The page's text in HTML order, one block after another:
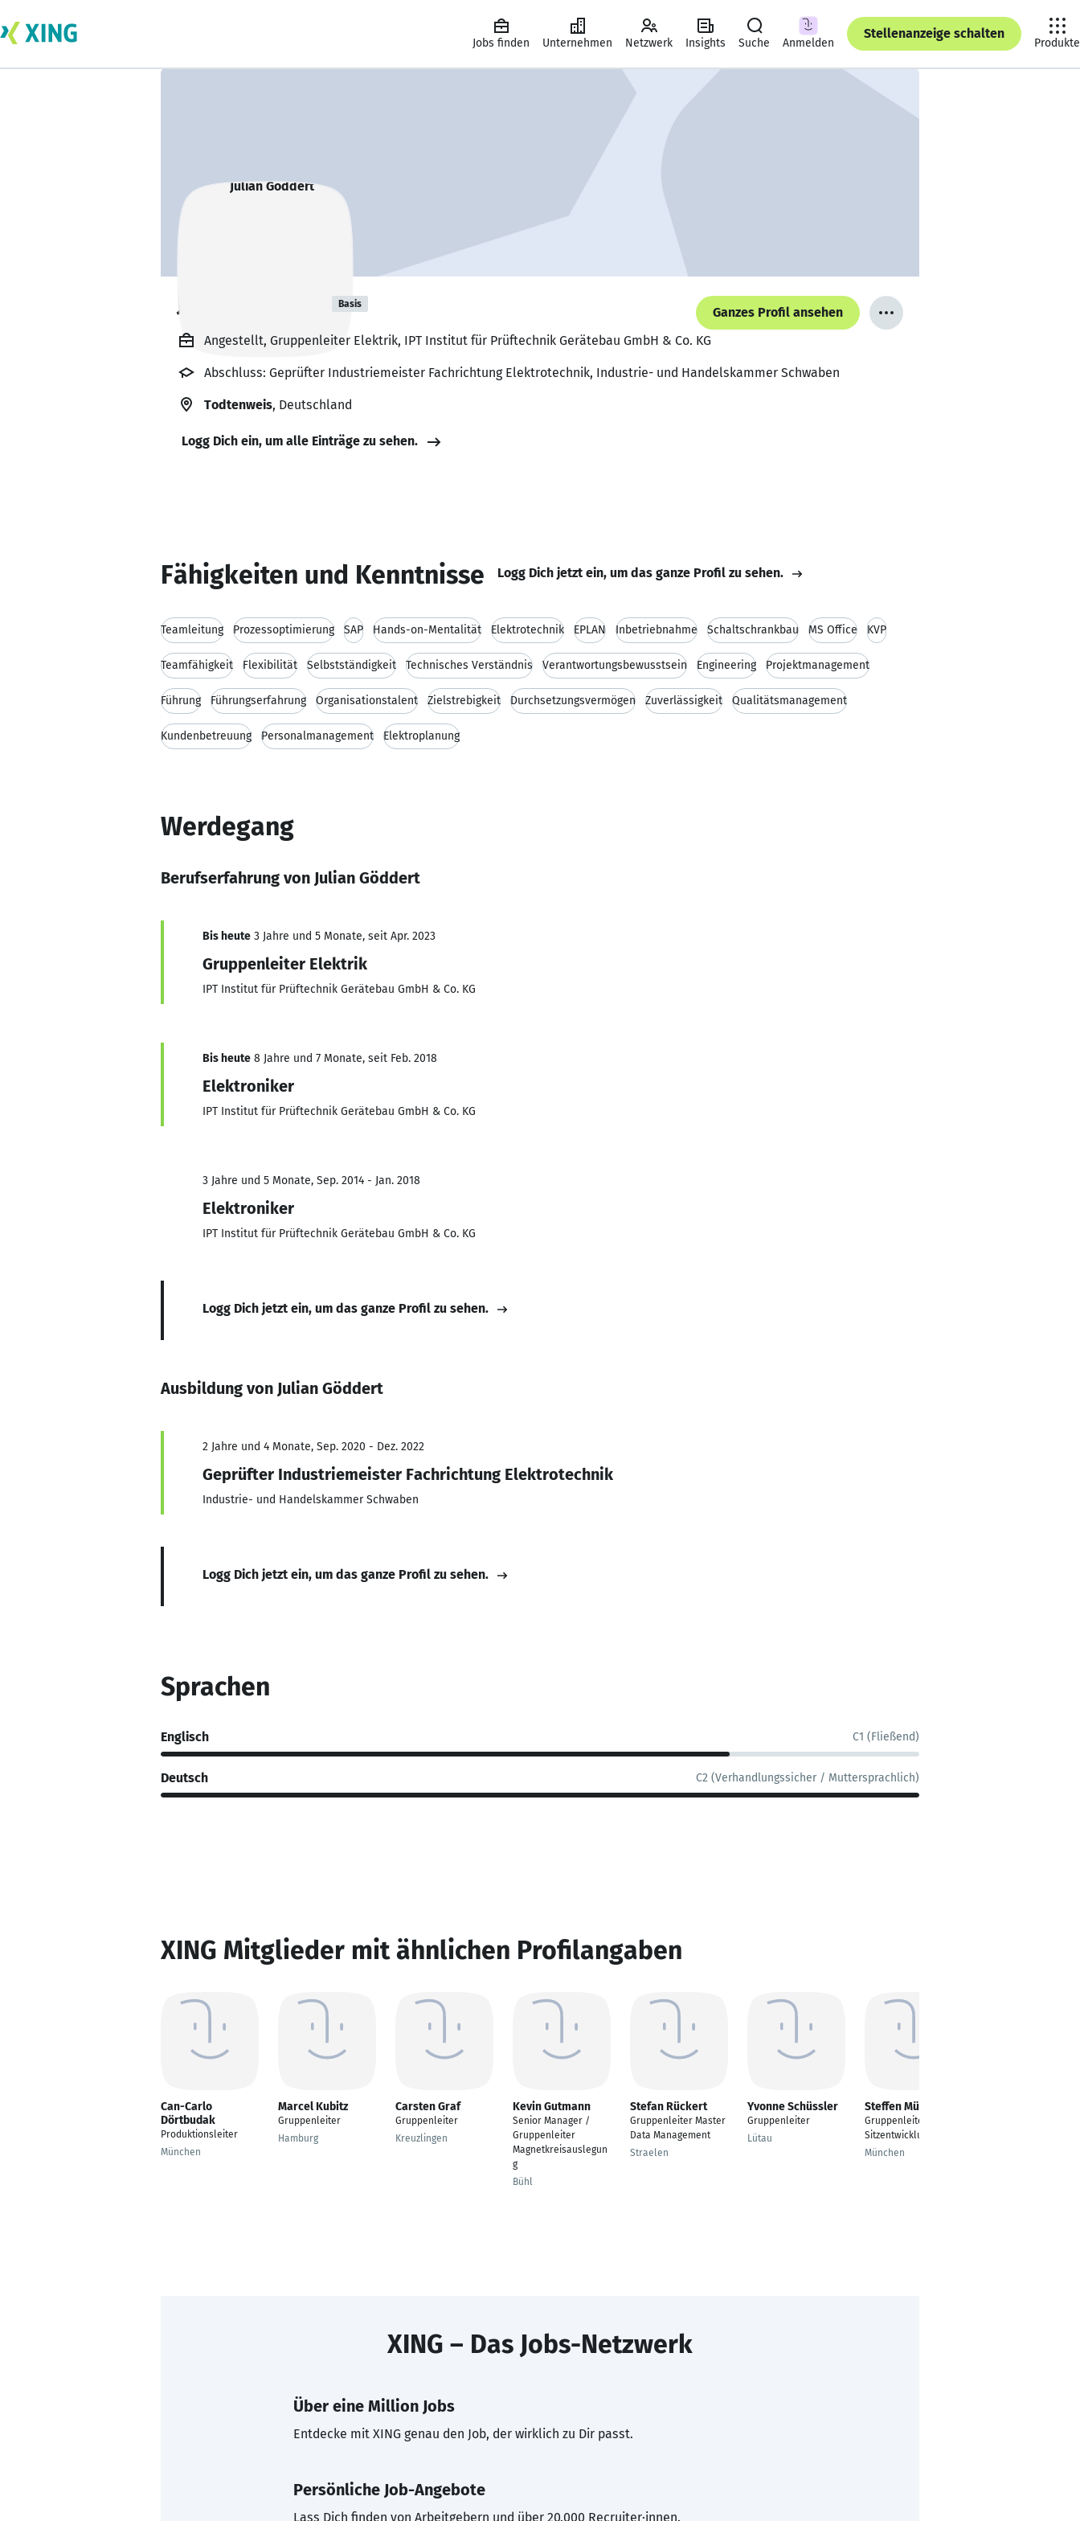
Jobs finden Unternehmen Netzwerk Insights Suche Anmelden
Stellenanzeige schalten
Produkte
Julian Göddert Basis
Ganzes Profil ansehen
Angestellt, Gruppenleiter Elektrik, IPT Institut für Prüftechnik Gerätebau GmbH & Co. KG
Abschluss: Geprüfter Industriemeister Fachrichtung Elektrotechnik, Industrie- und Handelskammer Schwaben
Todtenweis, Deutschland
Logg Dich ein, um alle Einträge zu sehen.
Fähigkeiten und Kenntnisse Logg Dich jetzt ein, um das ganze Profil zu sehen.
Teamleitung Prozessoptimierung SAP Hands-on-Mentalität Elektrotechnik EPLAN Inbetriebnahme Schaltschrankbau MS Office KVP
Teamfähigkeit Flexibilität Selbstständigkeit Technisches Verständnis Verantwortungsbewusstsein Engineering Projektmanagement
Führung Führungserfahrung Organisationstalent Zielstrebigkeit Durchsetzungsvermögen Zuverlässigkeit Qualitätsmanagement
Kundenbetreuung Personalmanagement Elektroplanung
Werdegang
Berufserfahrung von Julian Göddert
Bis heute 3 Jahre und 5 Monate, seit Apr. 2023
Gruppenleiter Elektrik
IPT Institut für Prüftechnik Gerätebau GmbH & Co. KG
Bis heute 8 Jahre und 7 Monate, seit Feb. 2018
Elektroniker
IPT Institut für Prüftechnik Gerätebau GmbH & Co. KG
3 Jahre und 5 Monate, Sep. 2014 - Jan. 2018
Elektroniker
IPT Institut für Prüftechnik Gerätebau GmbH & Co. KG
Logg Dich jetzt ein, um das ganze Profil zu sehen.
Ausbildung von Julian Göddert
2 Jahre und 4 Monate, Sep. 2020 - Dez. 2022
Geprüfter Industriemeister Fachrichtung Elektrotechnik
Industrie- und Handelskammer Schwaben
Logg Dich jetzt ein, um das ganze Profil zu sehen.
Sprachen
Englisch C1 (Fließend)
Deutsch C2 (Verhandlungssicher / Muttersprachlich)
XING Mitglieder mit ähnlichen Profilangaben
Can-Carlo
Dörtbudak
Produktionsleiter
München
Marcel Kubitz
Gruppenleiter
Hamburg
Carsten Graf
Gruppenleiter
Kreuzlingen
Kevin Gutmann
Senior Manager /
Gruppenleiter
Magnetkreisauslegun
g
Bühl
Stefan Rückert
Gruppenleiter Master
Data Management
Straelen
Yvonne Schüssler
Gruppenleiter
Lütau
Steffen Müller
Gruppenleiter
Sitzentwicklung
München
XING – Das Jobs-Netzwerk
Über eine Million Jobs
Entdecke mit XING genau den Job, der wirklich zu Dir passt.
Persönliche Job-Angebote
Lass Dich finden von Arbeitgebern und über 20.000 Recruiter·innen.